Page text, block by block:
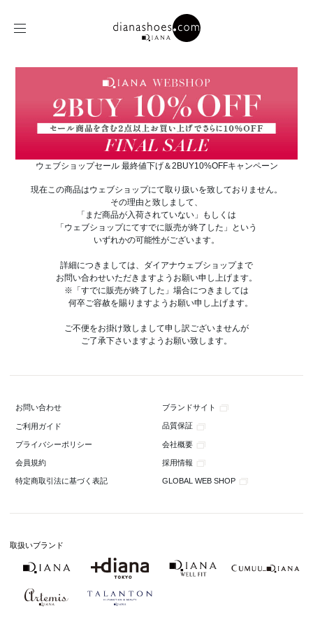
ウェブショップセール 最終値下げ＆2BUY10%OFFキャンペーン
現在この商品はウェブショップにて取り扱いを致しておりません。
その理由と致しまして、
「まだ商品が入荷されていない」もしくは
「ウェブショップにてすでに販売が終了した」という
いずれかの可能性がございます。
詳細につきましては、ダイアナウェブショップまで
お問い合わせいただきますようお願い申し上げます。
※「すでに販売が終了した」場合につきましては
何卒ご容赦を賜りますようお願い申し上げます。
ご不便をお掛け致しまして申し訳ございませんが
ご了承下さいますようお願い致します。
お問い合わせ ブランドサイト
ご利用ガイド 品質保証
プライバシーポリシー 会社概要
会員規約 採用情報
特定商取引法に基づく表記 GLOBAL WEB SHOP
取扱いブランド